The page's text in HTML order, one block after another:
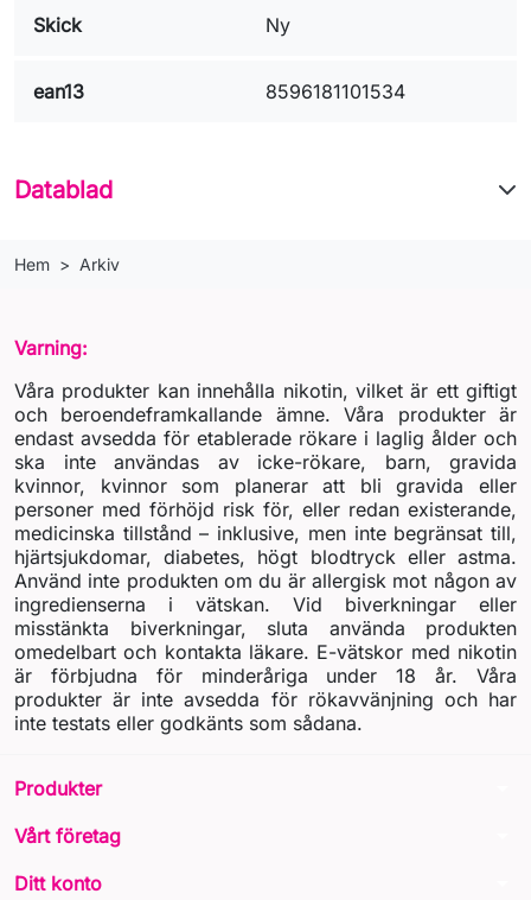
Skick Ny
ean13 8596181101534
Datablad
Hem Arkiv
Varning:
Våra produkter kan innehålla nikotin, vilket är ett giftigt
och beroendeframkallande ämne. Våra produkter är
endast avsedda för etablerade rökare i laglig ålder och
ska inte användas av icke-rökare, barn, gravida
kvinnor, kvinnor som planerar att bli gravida eller
personer med förhöjd risk för, eller redan existerande,
medicinska tillstånd – inklusive, men inte begränsat till,
hjärtsjukdomar, diabetes, högt blodtryck eller astma.
Använd inte produkten om du är allergisk mot någon av
ingredienserna i vätskan. Vid biverkningar eller
misstänkta biverkningar, sluta använda produkten
omedelbart och kontakta läkare. E-vätskor med nikotin
är förbjudna för minderåriga under 18 år. Våra
produkter är inte avsedda för rökavvänjning och har
inte testats eller godkänts som sådana.
Produkter
Vårt företag
Ditt konto